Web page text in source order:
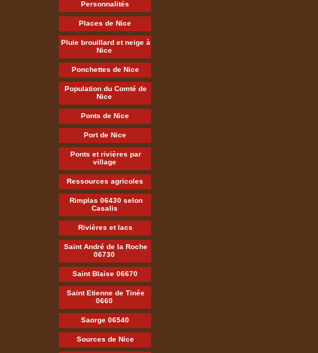
Personnalités
Places de Nice
Pluie brouillard et neige à
Nice
Ponchettes de Nice
Population du Comté de
Nice
Ponts de Nice
Port de Nice
Ponts et rivières par
village
Ressources agricoles
Rimplas 06430 selon
Casalis
Rivières et lacs
Saint André de la Roche
06730
Saint Blaise 06670
Saint Etienne de Tinée
0660
Saorge 06540
Sources de Nice